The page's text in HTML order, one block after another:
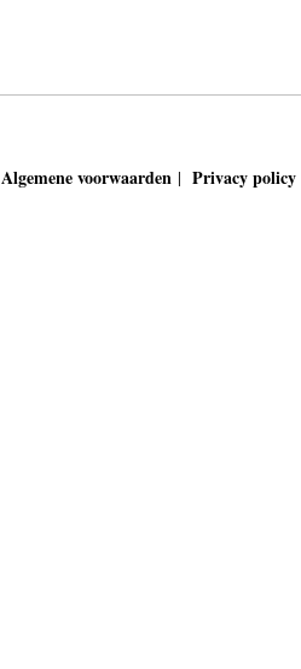
Algemene voorwaarden | Privacy policy